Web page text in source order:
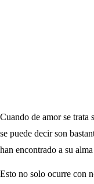
Cuando de amor se trata
se puede decir son
han encontrado a su
Esto no solo ocurre con